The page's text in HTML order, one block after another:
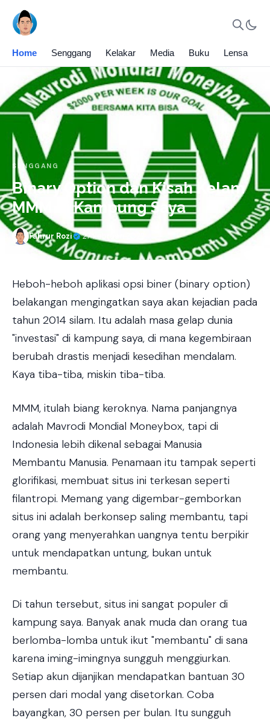
Home Senggang Kelakar Media Buku Lensa
SENGGANG
Binary Option dan Kisah Kelam
MMM di Kampung Saya
Fahrur Rozi ·27 Februari 2022
Heboh-heboh aplikasi opsi biner (binary option)
belakangan mengingatkan saya akan kejadian pada
tahun 2014 silam. Itu adalah masa gelap dunia
"investasi" di kampung saya, di mana kegembiraan
berubah drastis menjadi kesedihan mendalam.
Kaya tiba-tiba, miskin tiba-tiba.
MMM, itulah biang keroknya. Nama panjangnya
adalah Mavrodi Mondial Moneybox, tapi di
Indonesia lebih dikenal sebagai Manusia
Membantu Manusia. Penamaan itu tampak seperti
glorifikasi, membuat situs ini terkesan seperti
filantropi. Memang yang digembar-gemborkan
situs ini adalah berkonsep saling membantu, tapi
orang yang menyerahkan uangnya tentu berpikir
untuk mendapatkan untung, bukan untuk
membantu.
Di tahun tersebut, situs ini sangat populer di
kampung saya. Banyak anak muda dan orang tua
berlomba-lomba untuk ikut "membantu" di sana
karena iming-imingnya sungguh menggiurkan.
Setiap akun dijanjikan mendapatkan bantuan 30
persen dari modal yang disetorkan. Coba
bayangkan, 30 persen per bulan. Itu sungguh